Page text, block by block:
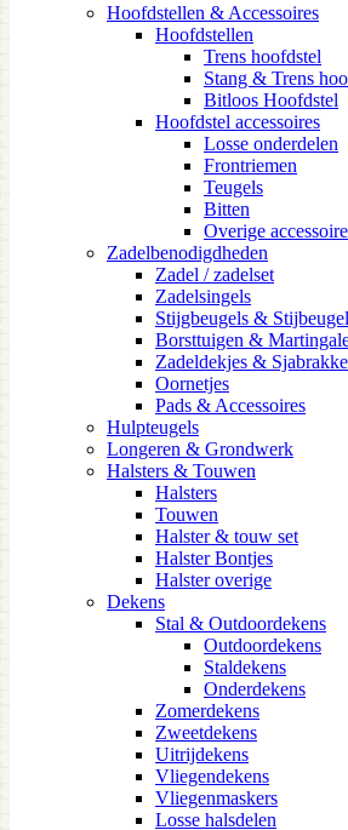
Hoofdstellen & Accessoires
Hoofdstellen
Trens hoofdstel
Stang & Trens
Bitloos Hoofdstel
Hoofdstel accessoires
Losse onderdelen
Frontriemen
Teugels
Bitten
Overige
Zadelbenodigdheden
Zadel / zadelset
Zadelsingels
Stijgbeugels &
Borsttuigen &
Zadeldekjes &
Oornetjes
Pads & Accessoires
Hulpteugels
Longeren & Grondwerk
Halsters & Touwen
Halsters
Touwen
Halster & touw set
Halster Bontjes
Halster overige
Dekens
Stal & Outdoordekens
Outdoordekens
Staldekens
Onderdekens
Zomerdekens
Zweetdekens
Uitrijdekens
Vliegendekens
Vliegenmaskers
Losse halsdelen